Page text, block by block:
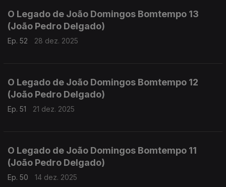
O Legado de João Domingos Bomtempo 13
(João Pedro Delgado)
Ep. 52 28 dez. 2025
O Legado de João Domingos Bomtempo 12
(João Pedro Delgado)
Ep. 51 21 dez. 2025
O Legado de João Domingos Bomtempo 11
(João Pedro Delgado)
Ep. 50
14 dez. 2025